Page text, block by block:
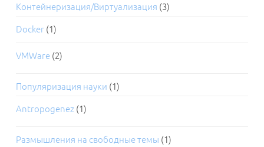
Контейнеризация/Виртуализация (3)
Docker (1)
VMWare (2)
Популяризация науки (1)
Antropogenez (1)
Размышления на свободные темы (1)